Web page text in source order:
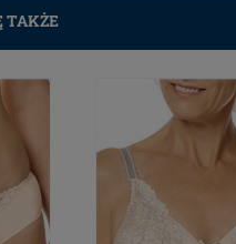
TAKŻE